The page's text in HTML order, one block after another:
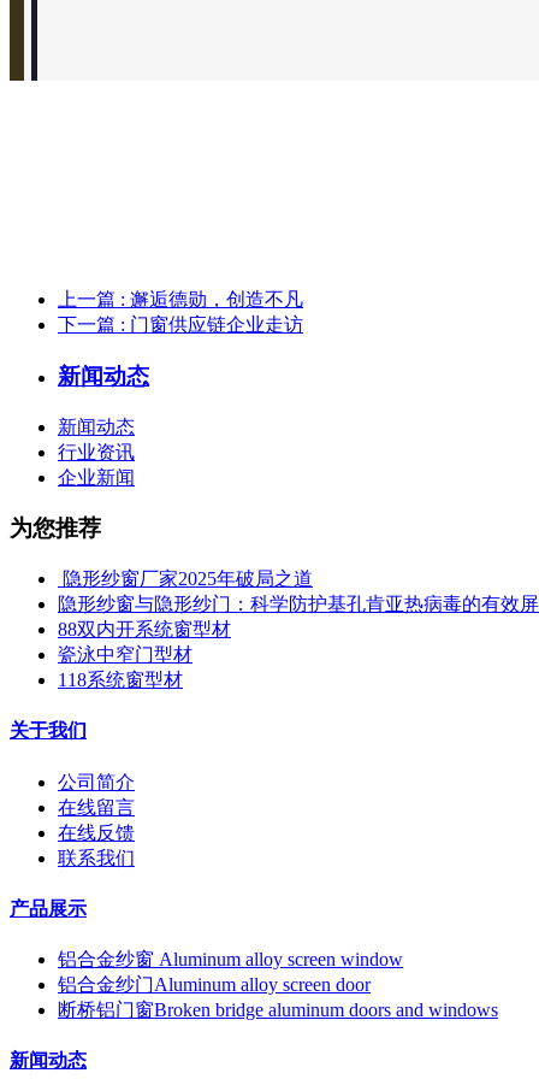
上一篇 : 邂逅德勋，创造不凡
下一篇 : 门窗供应链企业走访
新闻动态
新闻动态
行业资讯
企业新闻
为您推荐
​ 隐形纱窗厂家2025年破局之道
隐形纱窗与隐形纱门：科学防护基孔肯亚热病毒的有效
88双内开系统窗型材
瓷泳中窄门型材
118系统窗型材
关于我们
公司简介
在线留言
在线反馈
联系我们
产品展示
铝合金纱窗 Aluminum alloy screen window
铝合金纱门Aluminum alloy screen door
断桥铝门窗Broken bridge aluminum doors and windows
新闻动态